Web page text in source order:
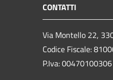
CONTATTI
Via Montello 22,
Codice Fiscale:
P.Iva: 00470100306